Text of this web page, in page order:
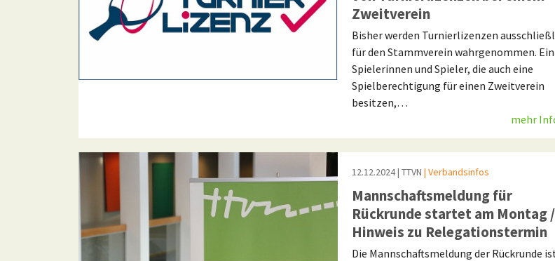
Zweitverein
Bisher werden Turnierlizenzen
für den Stammverein wahrgenommen.
Spielerinnen und Spieler, die auch eine
Spielberechtigung für einen Zweitverein
besitzen,…
mehr
12.12.2024| TTVN | Verbandsinfos
Mannschaftsmeldung für
Rückrunde startet am Montag /
Hinweis zu Relegationstermin
Die Mannschaftsmeldung der Rückrunde